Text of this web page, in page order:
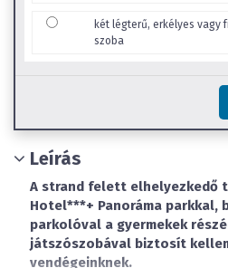
két légterű, erkélyes vagy
szoba
Leírás
A strand felett
Hotel***+ Panoráma parkkal,
parkolóval a gyermekek
játszószobával biztosít
vendégeinknek.